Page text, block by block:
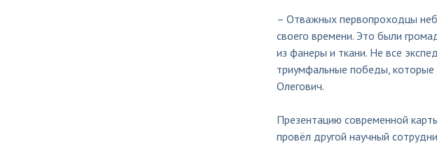
– Отважных первопроходцы
своего времени. Это были
из фанеры и ткани. Не все
триумфальные победы, которые
Олегович.
Презентацию современной
провёл другой научный